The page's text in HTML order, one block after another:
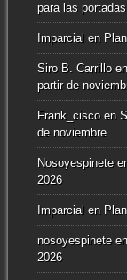
para las
Imparcialen
Siro B. Carrilloen
partir de
Frank_ciscoen
de noviembre
Nosoyespinete
2026
Imparcialen
nosoyespineteen
2026